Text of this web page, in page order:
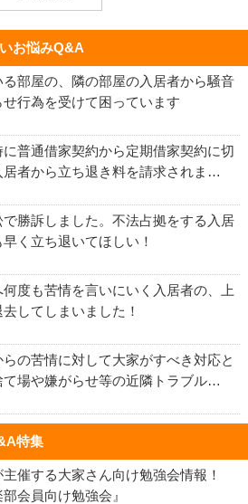
お悩みQ&A
部屋の、隣の部屋の入居者から騒音
行為を受けて困っています
普通借家契約から定期借家契約に切
居者から立ち退き料を請求されま…
で勝訴しました。不法占拠をする入居
く立ち退いてほしい！
度も苦情を言いにいく入居者の、上
してしまいました！
の苦情に対して大家がすべき対応と
て場や嫌がらせ等の近隣トラブル…
特集
催する大家さん向け勉強会情報！
部会員向け勉強会』